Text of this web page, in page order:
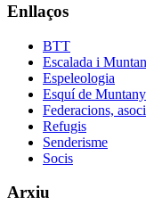
Enllaços
BTT
Escalada i
Espeleologia
Esquí de
Federacions,
Refugis
Senderisme
Socis
Arxiu